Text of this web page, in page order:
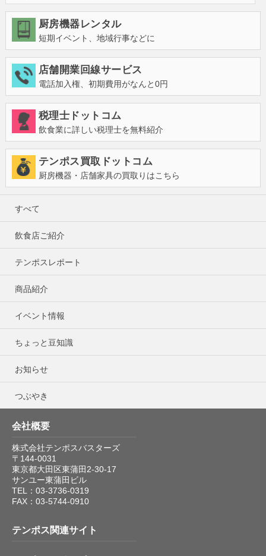
厨房機器レンタル
短期イベント、地域行事などに
店舗開業回線サービス
電話加入権、初期費用がなんと0円
税理士ドットコム
飲食業に詳しい税理士を無料紹介
テンポス買取ドットコム
厨房機器・店舗家具の買取りはこちら
すべて
飲食店ご紹介
テンポスレポート
商品紹介
イベント情報
ちょっと豆知識
お知らせ
つぶやき
会社概要
株式会社テンポスバスターズ
〒144-0031
東京都大田区東蒲田2-30-17
サンユー東蒲田ビル
TEL：03-3736-0319
FAX：03-5744-0910
テンポス関連サイト